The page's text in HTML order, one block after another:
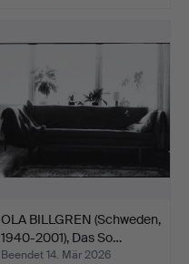
OLA BILLGREN (Schweden,
1940-2001), Das So…
Beendet 14. Mär 2026